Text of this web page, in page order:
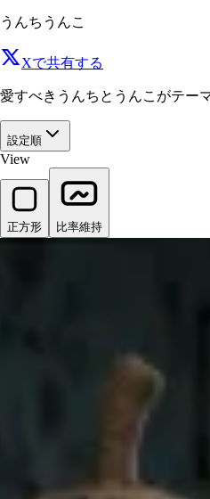
うんちうんこ
Xで共有する
愛すべきうんちとうんこがテー
設定順
View
正方形 比率維持